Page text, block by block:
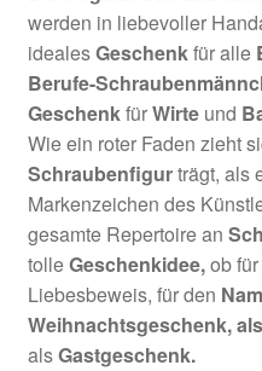
werden in liebevoller
idealesGeschenkfür alle
Berufe-
GeschenkfürWirte und
Wie ein roter Faden zieht
Schraubenfigurträgt, als
Markenzeichen des
gesamte Repertoire an
tolleGeschenkidee,ob für
Liebesbeweis, für den
Weihnachtsgeschenk,
alsGastgeschenk.